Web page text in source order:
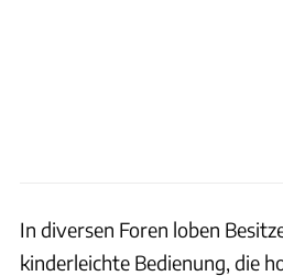
In diversen Foren loben
kinderleichte Bedienung, die